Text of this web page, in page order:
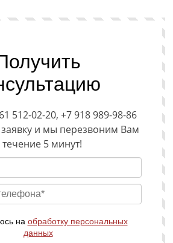
512-02-20, +7 918 989-98-86
заявку и мы перезвоним Вам
течение 5 минут!
на обработку персональных
данных